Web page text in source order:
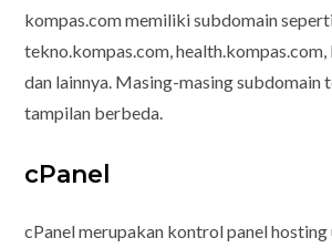
kompas.com memiliki subdomain
tekno.kompas.com,
dan lainnya. Masing-masing subdomain
tampilan berbeda.
cPanel
cPanel merupakan kontrol panel